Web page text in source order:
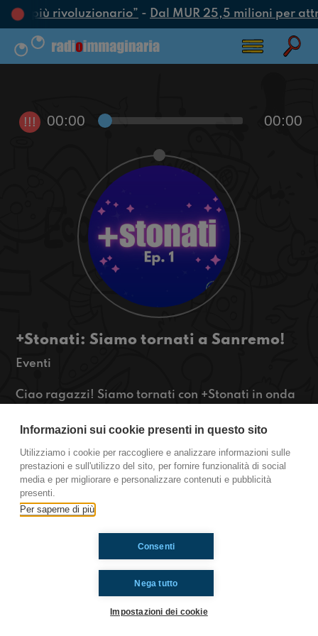
più rivoluzionario”- Dal MUR 25,5 milioni per
!!! 00:00 00:00
+Stonati: Siamo tornati a Sanremo!
Eventi
Ciao ragazzi! Siamo tornati con +Stonati in onda
dal punto di vista di noi Stonati e pure senza
ascoltare anche il primo episodio di “Stonati a
Sanremo - 40 adolescenti senza pass” su
RaiPlaySound!
https://www.radioimmaginaria.it
Ti è piaciuto? Condividilo!
Informazioni sui cookie presenti in questo sito
Utilizziamo i cookie per raccogliere e analizzare informazioni sulle
prestazioni e sull'utilizzo del sito, per fornire funzionalità di social
media e per migliorare e personalizzare contenuti e pubblicità
presenti.
Per saperne di più
Nega tutto
Consenti
Impostazioni dei cookie